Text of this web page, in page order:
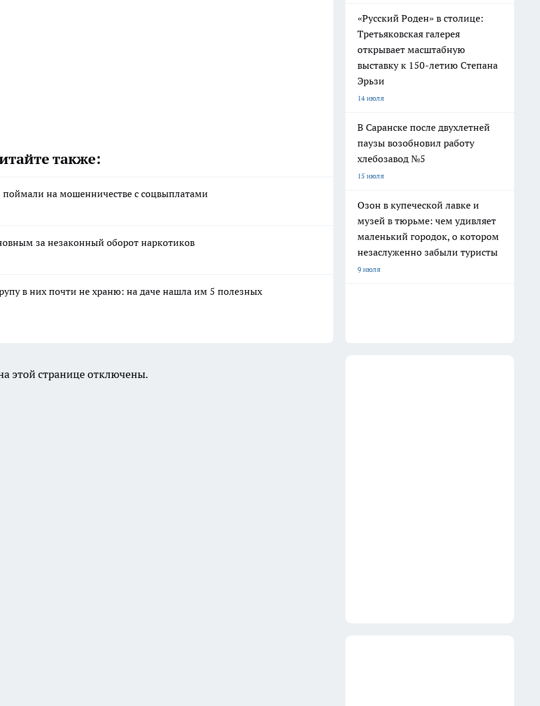
также:
на мошенничестве с соцвыплатами
за незаконный оборот наркотиков
в них почти не храню: на даче нашла им 5 полезных
«Русский Роден» в столице:
Третьяковская галерея
открывает масштабную
выставку к 150-летию Степана
Эрьзи
14 июля
В Саранске после двухлетней
паузы возобновил работу
хлебозавод №5
15 июля
Озон в купеческой лавке и
музей в тюрьме: чем удивляет
маленький городок, о котором
незаслуженно забыли туристы
9 июля
этой странице отключены.